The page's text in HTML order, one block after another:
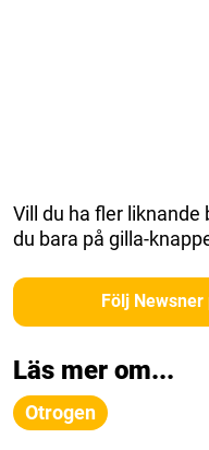
Vill du ha fler
du bara på gilla-
Följ
Läs mer om...
Otrogen